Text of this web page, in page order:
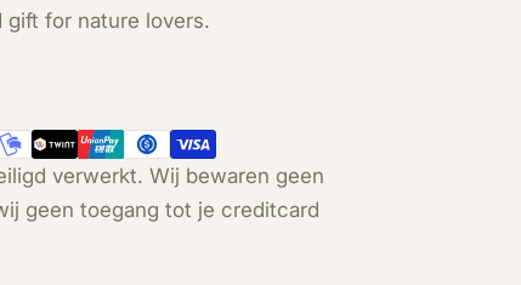
for nature lovers.
verwerkt. Wij bewaren geen
geen toegang tot je creditcard